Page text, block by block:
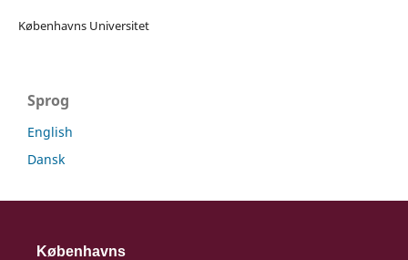
Københavns Universitet
Sprog
English
Dansk
Københavns